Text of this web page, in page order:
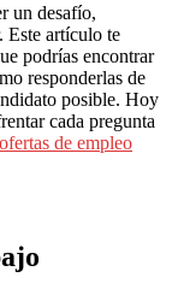
un desafío,
Este artículo te
podrías encontrar
responderlas de
posible. Hoy
cada pregunta
ofertas de empleo